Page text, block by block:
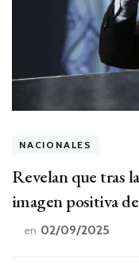
NACIONALES
Revelan que tras
imagen positiva
en 02/09/2025